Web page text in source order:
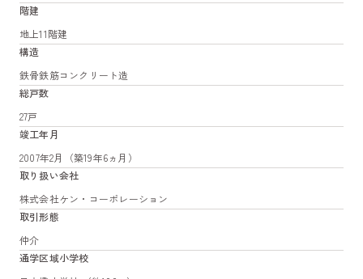
階建
地上11階建
構造
鉄骨鉄筋コンクリート造
総戸数
27戸
竣工年月
2007年2月（築19年6ヵ月）
取り扱い会社
株式会社ケン・コーポレーション
取引形態
仲介
通学区域小学校